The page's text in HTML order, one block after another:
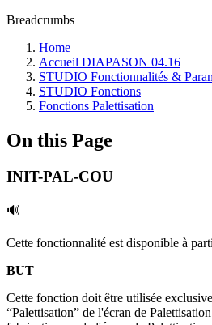
Breadcrumbs
Home
Accueil DIAPASON 04.16
STUDIO Fonctionnalités &
STUDIO Fonctions
Fonctions Palettisation
On this Page
INIT-PAL-COU
🔊
Cette fonctionnalité est disponible à
BUT
Cette fonction doit être utilisée
“Palettisation” de l'écran de